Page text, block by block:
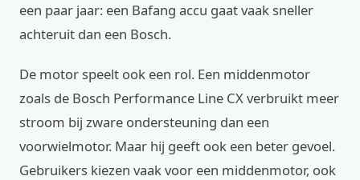
een paar jaar: een Bafang accu gaat vaak sneller
achteruit dan een Bosch.
De motor speelt ook een rol. Een middenmotor
zoals de Bosch Performance Line CX verbruikt meer
stroom bij zware ondersteuning dan een
voorwielmotor. Maar hij geeft ook een beter gevoel.
Gebruikers kiezen vaak voor een middenmotor, ook